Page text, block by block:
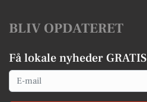
BLIV OPDATERET
Få lokale nyheder GRATIS
Email